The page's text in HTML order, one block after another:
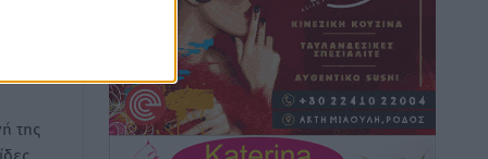
της
αγωνίζονται η Μαγκούλια, η
Σπανουδάκη και ο Κριτούλης
Αθλητικά• πριν 58 λεπτά
Εθνική Παίδων: Ο Χριστοδούλου και η
καλύτερη φουρνιά των τελευταίων